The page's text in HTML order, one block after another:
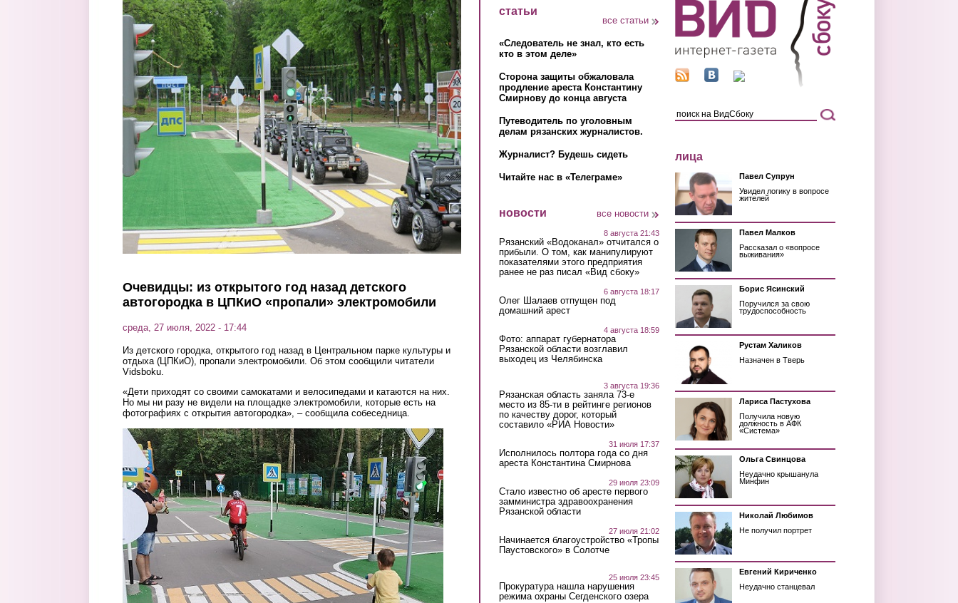
Перейти к основному содержанию
Очевидцы: из открытого год назад детского
автогородка в ЦПКиО «пропали» электромобили
среда, 27 июля, 2022 - 17:44
Из детского городка, открытого год назад в Центральном парке культуры и
отдыха (ЦПКиО), пропали электромобили. Об этом сообщили читатели
Vidsboku.
«Дети приходят со своими самокатами и велосипедами и катаются на них.
Но мы ни разу не видели на площадке электромобили, которые есть на
фотографиях с открытия автогородка», – сообщила собеседница.
2.jpg
статьи
все статьи
«Следователь не знал, кто есть
кто в этом деле»
Сторона защиты обжаловала
продление ареста Константину
Смирнову до конца августа
Путеводитель по уголовным
делам рязанских журналистов.
Журналист? Будешь сидеть
Читайте нас в «Телеграме»
новости все новости
8 августа 21:43
Рязанский «Водоканал» отчитался о
прибыли. О том, как манипулируют
показателями этого предприятия
ранее не раз писал «Вид сбоку»
6 августа 18:17
Олег Шалаев отпущен под
домашний арест
4 августа 18:59
Фото: аппарат губернатора
Рязанской области возглавил
выходец из Челябинска
3 августа 19:36
Рязанская область заняла 73-е
место из 85-ти в рейтинге регионов
по качеству дорог, который
составило «РИА Новости»
31 июля 17:37
Исполнилось полтора года со дня
ареста Константина Смирнова
29 июля 23:09
Стало известно об аресте первого
замминистра здравоохранения
Рязанской области
27 июля 21:02
Начинается благоустройство «Тропы
Паустовского» в Солотче
25 июля 23:45
Прокуратура нашла нарушения
режима охраны Сегденского озера
лица
Павел Супрун
Увидел логику в вопросе
жителей
Павел Малков
Рассказал о «вопросе
выживания»
Борис Ясинский
Поручился за свою
трудоспособность
Рустам Халиков
Назначен в Тверь
Лариса Пастухова
Получила новую
должность в АФК
«Система»
Ольга Свинцова
Неудачно крышанула
Минфин
Николай Любимов
Не получил портрет
Евгений Кириченко
Неудачно станцевал